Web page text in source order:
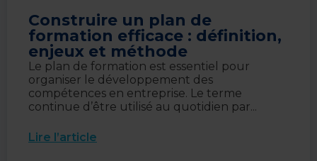
Construire un plan de
formation efficace : définition,
enjeux et méthode
Le plan de formation est essentiel pour
organiser le développement des
compétences en entreprise. Le terme
continue d’être utilisé au quotidien par...
Lire l’article